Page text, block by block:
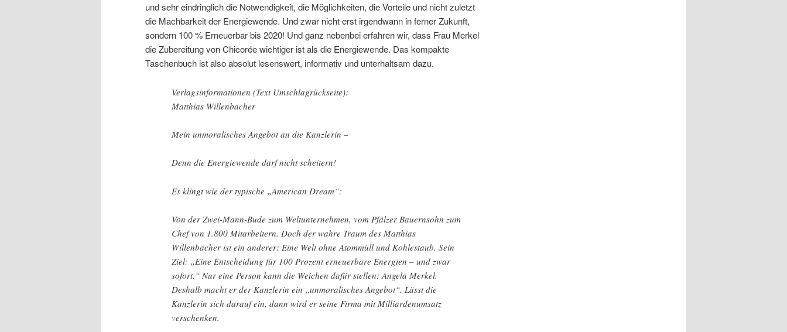
und sehr eindringlich die Notwendigkeit, die Möglichkeiten, die Vorteile und nicht zuletzt
die Machbarkeit der Energiewende. Und zwar nicht erst irgendwann in ferner Zukunft,
sondern 100 % Erneuerbar bis 2020! Und ganz nebenbei erfahren wir, dass Frau Merkel
die Zubereitung von Chicorée wichtiger ist als die Energiewende. Das kompakte
Taschenbuch ist also absolut lesenswert, informativ und unterhaltsam dazu.
Verlagsinformationen (Text Umschlagrückseite):
Matthias Willenbacher
Mein unmoralisches Angebot an die Kanzlerin –
Denn die Energiewende darf nicht scheitern!
Es klingt wie der typische „American Dream“:
Von der Zwei-Mann-Bude zum Weltunternehmen, vom Pfälzer Bauernsohn zum
Chef von 1.800 Mitarbeitern. Doch der wahre Traum des Matthias
Willenbacher ist ein anderer: Eine Welt ohne Atommüll und Kohlestaub. Sein
Ziel: „Eine Entscheidung für 100 Prozent erneuerbare Energien – und zwar
sofort.“ Nur eine Person kann die Weichen dafür stellen: Angela Merkel.
Deshalb macht er der Kanzlerin ein „unmoralisches Angebot“. Lässt die
Kanzlerin sich darauf ein, dann wird er seine Firma mit Milliardenumsatz
verschenken.